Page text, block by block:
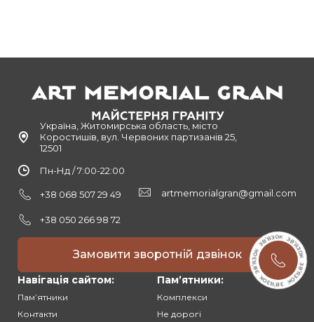
Україна, Житомирська область, місто
Коростишів, вул. Червоних партизанів 25,
12501
Пн-Нд / 7:00-22:00
+38 068 507 29 49
+38 050 266 98 72
artmemorialgran@gmail.com
Замовити зворотній дзвінок
Навігація сайтом:
Памʼятники
Контакти
Памʼятники:
Комплекси
Не дорогі